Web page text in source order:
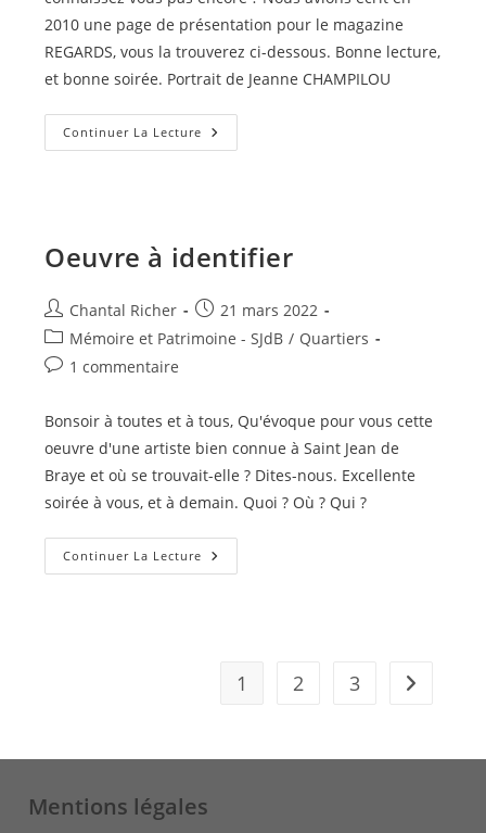
2010 une page de présentation pour le magazine
REGARDS, vous la trouverez ci-dessous. Bonne lecture,
et bonne soirée. Portrait de Jeanne CHAMPILOU
Continuer La Lecture Jeanne
CHAMPILOU
Oeuvre à identifier
Auteur/autrice
de
la
publication :
Chantal Richer
Publication
publiée :
21 mars 2022
Post
category:
Mémoire et Patrimoine - SJdB / Quartiers
Commentaires
la
1 commentaire
Bonsoir à toutes et à tous, Qu'évoque pour vous cette
oeuvre d'une artiste bien connue à Saint Jean de
Braye et où se trouvait-elle ? Dites-nous. Excellente
soirée à vous, et à demain. Quoi ? Où ? Qui ?
Continuer La Lecture Oeuvre
À
1 2 3 Aller à la
Mentions légales